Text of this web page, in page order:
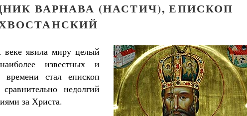
ВАРНАВА (НАСТИЧ), ЕПИСКОП
веке явила миру целый
известных и
стал епископ
недолгий
за Христа.